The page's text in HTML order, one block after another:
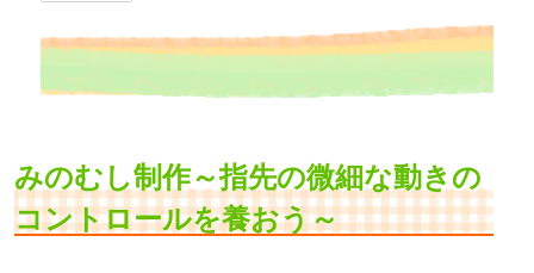
みのむし制作～指先の微細な動きの
コントロールを養おう～